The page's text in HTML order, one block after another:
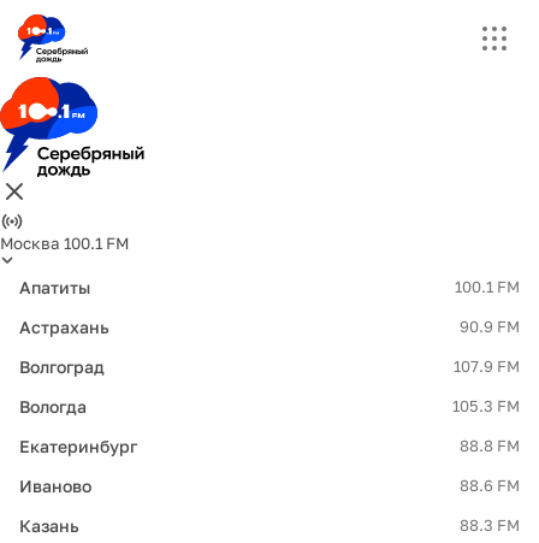
Москва 100.1 FM
Апатиты 100.1 FM
Астрахань 90.9 FM
Волгоград 107.9 FM
Вологда 105.3 FM
Екатеринбург 88.8 FM
Иваново 88.6 FM
Казань 88.3 FM